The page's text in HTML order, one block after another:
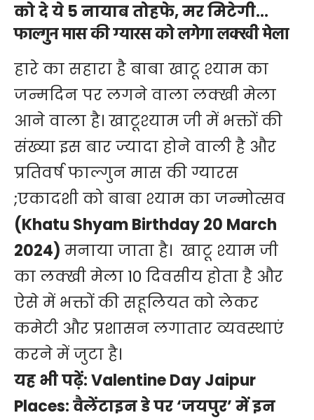
को दे ये 5 नायाब तोहफे, मर मिटेगी…
फाल्गुन मास की ग्यारस को लगेगा लक्खी मेला
हारे का सहारा है बाबा खाटू श्याम का
जन्मदिन पर लगने वाला लक्खी मेला
आने वाला है। खाटूश्याम जी में भक्तों की
संख्या इस बार ज्यादा होने वाली है और
प्रतिवर्ष फाल्गुन मास की ग्यारस
;एकादशी को बाबा श्याम का जन्मोत्सव
(Khatu Shyam Birthday 20 March
2024) मनाया जाता है। खाटू श्याम जी
का लक्खी मेला 10 दिवसीय होता है और
ऐसे में भक्तों की सहूलियत को लेकर
कमेटी और प्रशासन लगातार व्यवस्थाएं
करने में जुटा है।
यह भी पढ़ें:Valentine Day Jaipur
Places: वैलेंटाइन डे पर ‘जयपुर’ में इन